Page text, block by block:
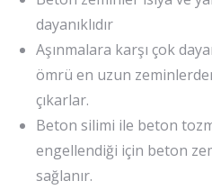
dayanıklıdır
Aşınmalara karşı çok
ömrü en uzun
çıkarlar.
Beton silimi ile beton
engellendiği için beton
sağlanır.